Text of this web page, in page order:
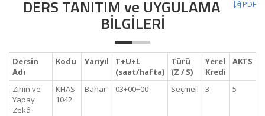
PDF
DERS TANITIM ve UYGULAMA
BİLGİLERİ
Dersin
Adı
Kodu Yarıyıl
T+U+L
(saat/hafta)
Türü
(Z / S)
Yerel
Kredi
AKTS
Zihin ve
Yapay
Zekâ
KHAS
1042
Bahar 03+00+00 Seçmeli 3 5